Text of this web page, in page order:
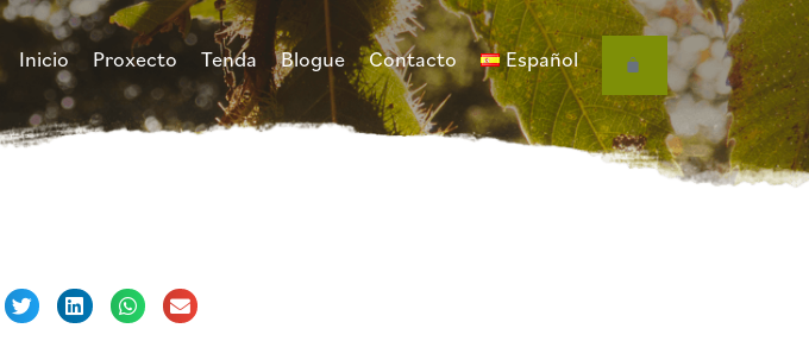
Inicio Proxecto Tenda Blogue Contacto Español